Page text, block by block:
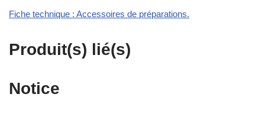
Fiche technique : Accessoires de préparations.
Produit(s) lié(s)
Notice